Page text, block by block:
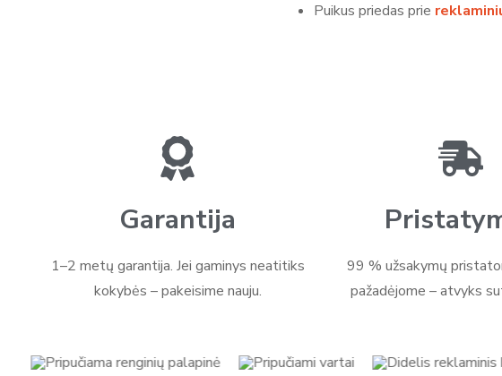
Puikus priedas prie
Garantija
1–2 metų garantija. Jei gaminys neatitiks
kokybės – pakeisime nauju.
99 % užsakymų
pažadėjome – atvyks